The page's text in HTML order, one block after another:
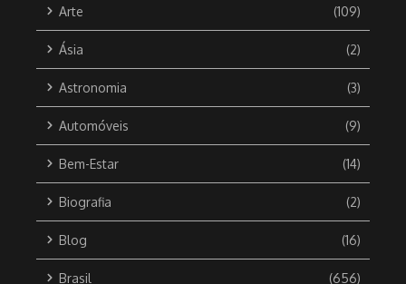
Arte (109)
Ásia (2)
Astronomia (3)
Automóveis (9)
Bem-Estar (14)
Biografia (2)
Blog (16)
Brasil (656)